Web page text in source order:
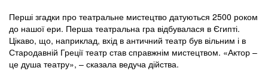
Перші згадки про театральне мистецтво датуються 2500 роком
до нашої ери. Перша театральна гра відбувалася в Єгипті.
Цікаво, що, наприклад, вхід в античний театр був вільним і в
Стародавній Греції театр став справжнім мистецтвом. «Актор –
це душа театру», – сказала ведуча дійства.